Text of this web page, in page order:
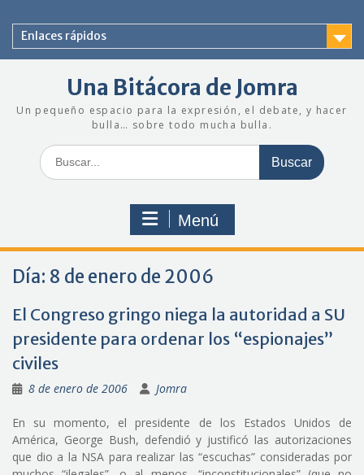
contenido
Enlaces rápidos
Una Bitácora de Jomra
Un pequeño espacio para la expresión, el debate, y hacer
bulla… sobre todo mucha bulla.
Buscar:
Menú
Día: 8 de enero de 2006
El Congreso gringo niega la autoridad a SU
presidente para ordenar los “espionajes”
civiles
8 de enero de 2006 Jomra
En su momento, el presidente de los Estados Unidos de
América, George Bush, defendió y justificó las autorizaciones
que dio a la NSA para realizar las “escuchas” consideradas por